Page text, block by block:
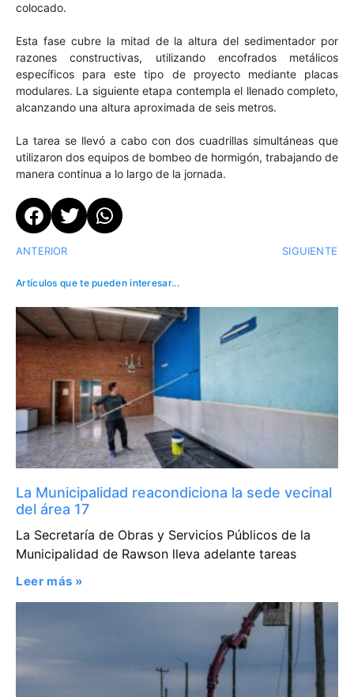
colocado.
Esta fase cubre la mitad de la altura del sedimentador por
razones constructivas, utilizando encofrados metálicos
específicos para este tipo de proyecto mediante placas
modulares. La siguiente etapa contempla el llenado completo,
alcanzando una altura aproximada de seis metros.
La tarea se llevó a cabo con dos cuadrillas simultáneas que
utilizaron dos equipos de bombeo de hormigón, trabajando de
manera continua a lo largo de la jornada.
ANTERIOR SIGUIENTE
Artículos que te pueden interesar...
La Municipalidad reacondiciona la sede vecinal
del área 17
La Secretaría de Obras y Servicios Públicos de la
Municipalidad de Rawson lleva adelante tareas
Leer más »